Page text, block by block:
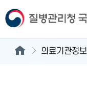
의료기관정보